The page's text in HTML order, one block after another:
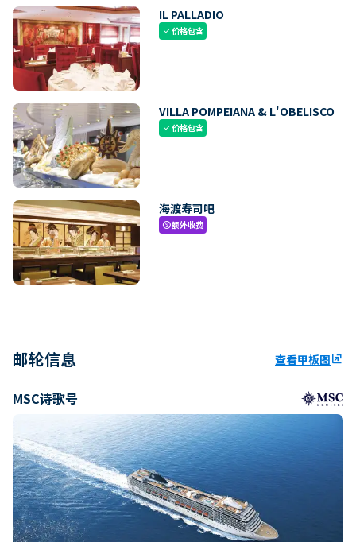
IL PALLADIO
check价格包含
VILLA POMPEIANA & L'OBELISCO
check价格包含
海渡寿司吧
paid额外收费
邮轮信息 查看甲板图ungroup
MSC诗歌号